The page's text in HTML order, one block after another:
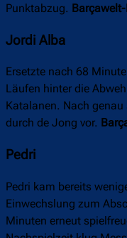
Punktabzug.
Jordi Alba
Ersetzte nach 68
Läufen hinter die
Katalanen. Nach
durch de Jong vor.
Pedri
Pedri kam bereits
Einwechslung zum
Minuten erneut